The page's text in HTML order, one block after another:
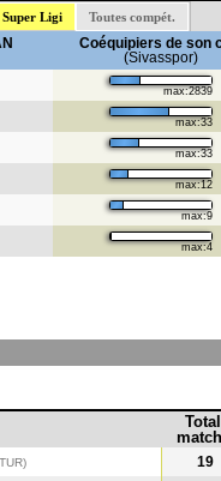
Super Ligi Toutes compét.
Coéquipiers de son
(Sivasspor)
max:2839
max:33
max:33
max:12
max:9
max:4
Total
19